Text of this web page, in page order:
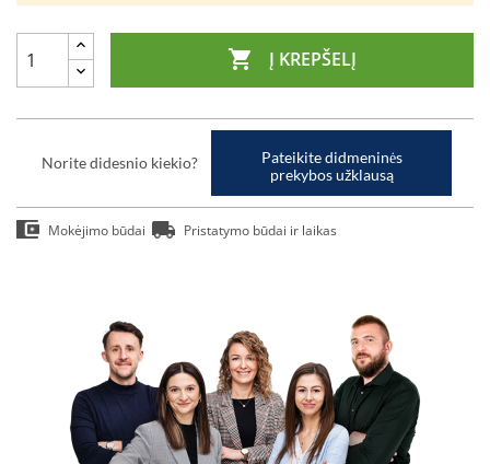
 Į KREPŠELĮ
Norite didesnio kiekio?
Pateikite didmeninės
prekybos užklausą
Mokėjimo būdai Pristatymo būdai ir laikas